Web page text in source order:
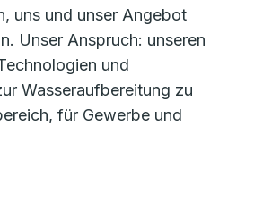
uns und unser Angebot
Unser Anspruch: unseren
und
Wasseraufbereitung zu
für Gewerbe und